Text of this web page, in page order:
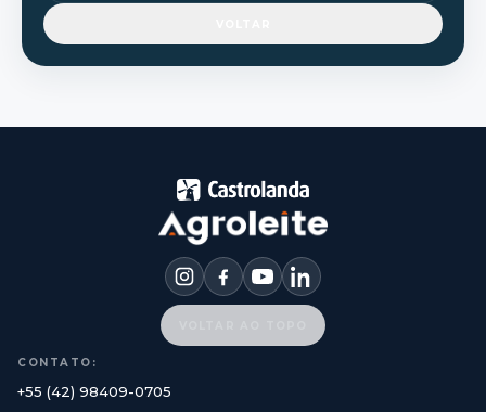
CONTATO:
+55 (42) 98409-0705